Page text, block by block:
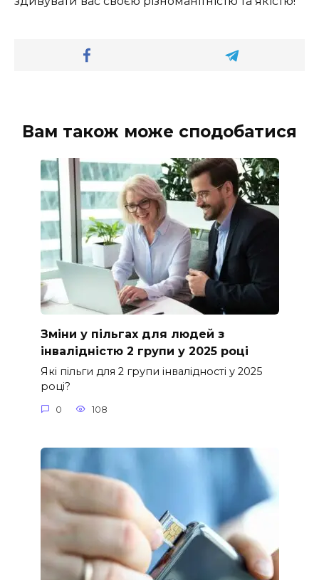
Вам також може сподобатися
Зміни у пільгах для людей з
інвалідністю 2 групи у 2025 році
Які пільги для 2 групи інвалідності у 2025
році?
0 108